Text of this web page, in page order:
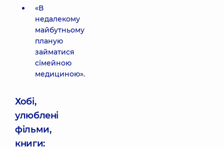
«В
недалекому
майбутньому
планую
займатися
сімейною
медициною».
Хобі,
улюблені
фільми,
книги: